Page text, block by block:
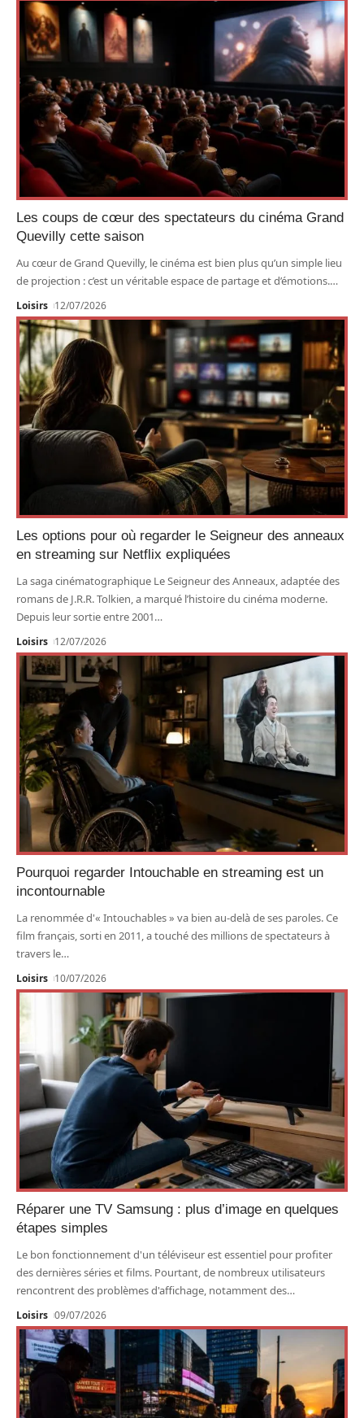
Les coups de cœur des spectateurs du cinéma Grand
Quevilly cette saison
Au cœur de Grand Quevilly, le cinéma est bien plus qu’un simple lieu
de projection : c’est un véritable espace de partage et d’émotions.…
Loisirs 12/07/2026
Les options pour où regarder le Seigneur des anneaux
en streaming sur Netflix expliquées
La saga cinématographique Le Seigneur des Anneaux, adaptée des
romans de J.R.R. Tolkien, a marqué l’histoire du cinéma moderne.
Depuis leur sortie entre 2001…
Loisirs 12/07/2026
Pourquoi regarder Intouchable en streaming est un
incontournable
La renommée d'« Intouchables » va bien au-delà de ses paroles. Ce
film français, sorti en 2011, a touché des millions de spectateurs à
travers le…
Loisirs 10/07/2026
Réparer une TV Samsung : plus d’image en quelques
étapes simples
Le bon fonctionnement d'un téléviseur est essentiel pour profiter
des dernières séries et films. Pourtant, de nombreux utilisateurs
rencontrent des problèmes d'affichage, notamment des…
Loisirs 09/07/2026